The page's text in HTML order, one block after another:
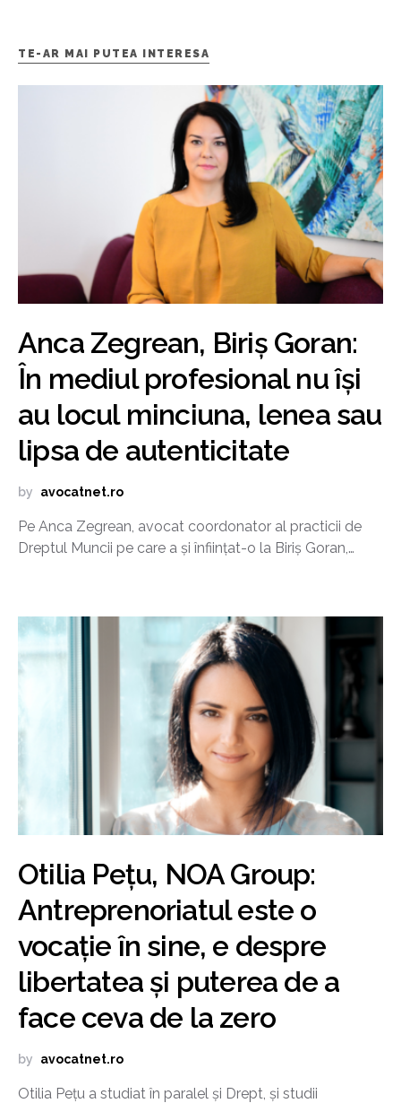
TE-AR MAI PUTEA INTERESA
Anca Zegrean, Biriș Goran:
În mediul profesional nu își
au locul minciuna, lenea sau
lipsa de autenticitate
by avocatnet.ro
Pe Anca Zegrean, avocat coordonator al practicii de
Dreptul Muncii pe care a și înființat-o la Biriș Goran,…
Otilia Pețu, NOA Group:
Antreprenoriatul este o
vocație în sine, e despre
libertatea și puterea de a
face ceva de la zero
by avocatnet.ro
Otilia Pețu a studiat în paralel și Drept, și studii